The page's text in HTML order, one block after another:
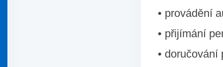
• provádění
• přijímání
•